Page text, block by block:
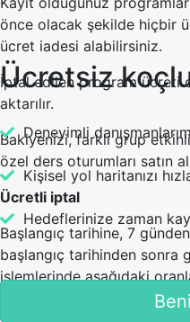
önce olacak şekilde hiçbir
ücret iadesi alabilirsiniz.
İptal edilen program ücreti
aktarılır.
Bakiyenizi, farklı grup
özel ders oturumları satın
Ücretli iptal
Başlangıç tarihine, 7
başlangıç tarihinden sonra
işlemlerinde aşağıdaki
7 günden az : %25
Ücretsiz
Deneyimli
Kişisel yol haritanızı
Hedeflerinize zaman